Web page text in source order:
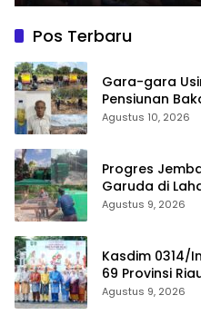
Pos Terbaru
Gara-gara
Pensiunan
Kebun Sawit di
Agustus 10, 2026
Progres
Garuda di
Agustus 9, 2026
Kasdim 0314/
69 Provinsi
Persatuan dan
Agustus 9, 2026